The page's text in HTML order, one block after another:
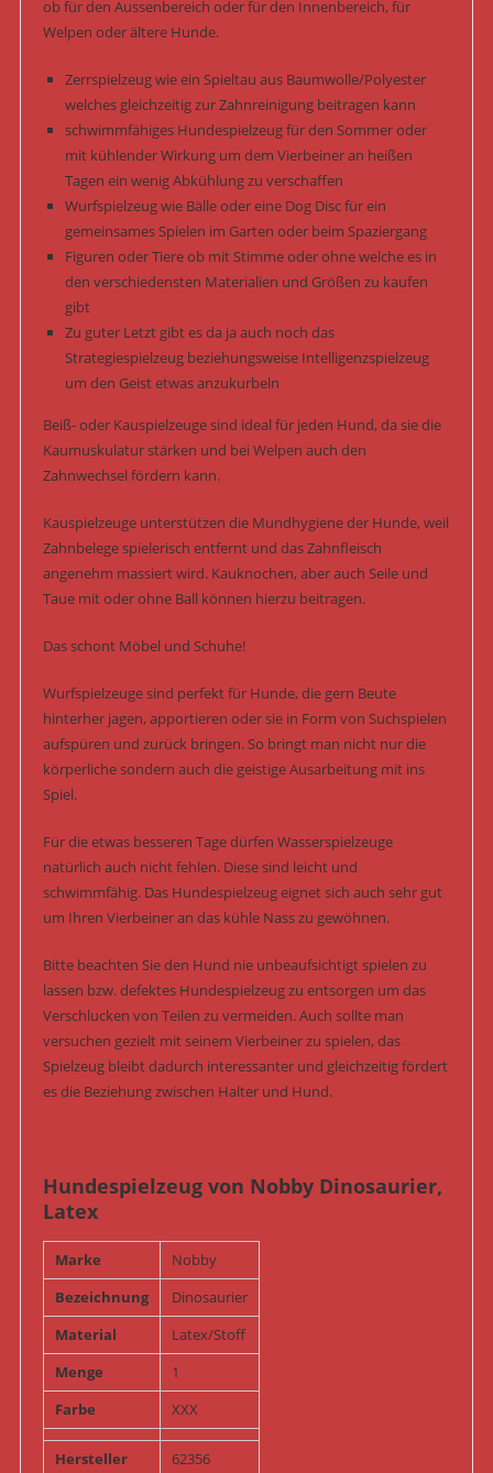
ob für den Aussenbereich oder für den Innenbereich, für
Welpen oder ältere Hunde.
Zerrspielzeug wie ein Spieltau aus Baumwolle/Polyester
welches gleichzeitig zur Zahnreinigung beitragen kann
schwimmfähiges Hundespielzeug für den Sommer oder
mit kühlender Wirkung um dem Vierbeiner an heißen
Tagen ein wenig Abkühlung zu verschaffen
Wurfspielzeug wie Bälle oder eine Dog Disc für ein
gemeinsames Spielen im Garten oder beim Spaziergang
Figuren oder Tiere ob mit Stimme oder ohne welche es in
den verschiedensten Materialien und Größen zu kaufen
gibt
Zu guter Letzt gibt es da ja auch noch das
Strategiespielzeug beziehungsweise Intelligenzspielzeug
um den Geist etwas anzukurbeln
Beiß- oder Kauspielzeuge sind ideal für jeden Hund, da sie die
Kaumuskulatur stärken und bei Welpen auch den
Zahnwechsel fördern kann.
Kauspielzeuge unterstützen die Mundhygiene der Hunde, weil
Zahnbelege spielerisch entfernt und das Zahnfleisch
angenehm massiert wird. Kauknochen, aber auch Seile und
Taue mit oder ohne Ball können hierzu beitragen.
Das schont Möbel und Schuhe!
Wurfspielzeuge sind perfekt für Hunde, die gern Beute
hinterher jagen, apportieren oder sie in Form von Suchspielen
aufspüren und zurück bringen. So bringt man nicht nur die
körperliche sondern auch die geistige Ausarbeitung mit ins
Spiel.
Für die etwas besseren Tage dürfen Wasserspielzeuge
natürlich auch nicht fehlen. Diese sind leicht und
schwimmfähig. Das Hundespielzeug eignet sich auch sehr gut
um Ihren Vierbeiner an das kühle Nass zu gewöhnen.
Bitte beachten Sie den Hund nie unbeaufsichtigt spielen zu
lassen bzw. defektes Hundespielzeug zu entsorgen um das
Verschlucken von Teilen zu vermeiden. Auch sollte man
versuchen gezielt mit seinem Vierbeiner zu spielen, das
Spielzeug bleibt dadurch interessanter und gleichzeitig fördert
es die Beziehung zwischen Halter und Hund.
Hundespielzeug von Nobby Dinosaurier,
Latex
Marke
Nobby
Bezeichnung
Dinosaurier
Material
Latex/Stoff
Menge
1
Farbe
XXX
Hersteller
62356